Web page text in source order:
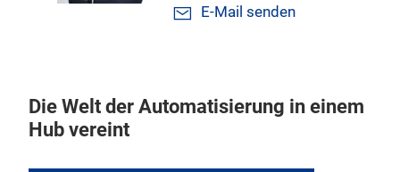
E-Mail senden
Die Welt der Automatisierung in einem
Hub vereint